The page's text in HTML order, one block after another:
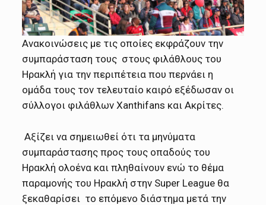
Ανακοινώσεις με τις οποίες εκφράζουν την
συμπαράσταση τους στους φιλάθλους του
Ηρακλή για την περιπέτεια που περνάει η
ομάδα τους τον τελευταίο καιρό εξέδωσαν οι
σύλλογοι φιλάθλων Xanthifans και Ακρίτες.
Αξίζει να σημειωθεί ότι τα μηνύματα
συμπαράστασης προς τους οπαδούς του
Ηρακλή ολοένα και πληθαίνουν ενώ το θέμα
παραμονής του Ηρακλή στην Super League θα
ξεκαθαρίσει το επόμενο διάστημα μετά την